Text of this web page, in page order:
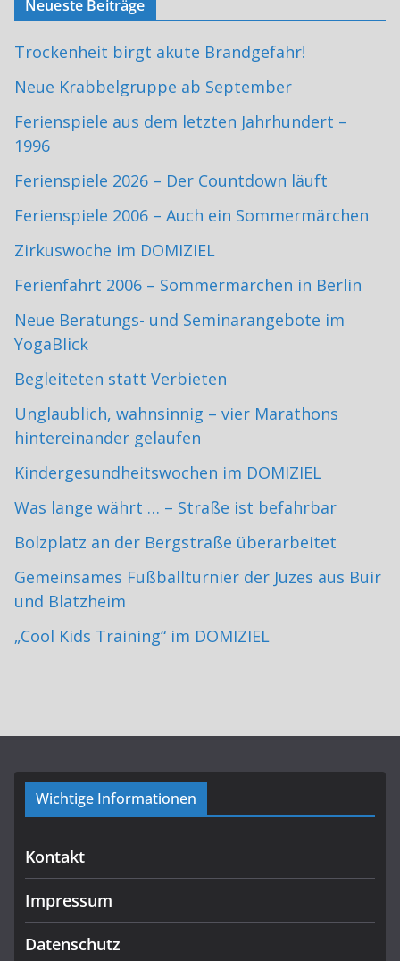
Neueste Beiträge
Trockenheit birgt akute Brandgefahr!
Neue Krabbelgruppe ab September
Ferienspiele aus dem letzten Jahrhundert –
1996
Ferienspiele 2026 – Der Countdown läuft
Ferienspiele 2006 – Auch ein Sommermärchen
Zirkuswoche im DOMIZIEL
Ferienfahrt 2006 – Sommermärchen in Berlin
Neue Beratungs- und Seminarangebote im
YogaBlick
Begleiteten statt Verbieten
Unglaublich, wahnsinnig – vier Marathons
hintereinander gelaufen
Kindergesundheitswochen im DOMIZIEL
Was lange währt … – Straße ist befahrbar
Bolzplatz an der Bergstraße überarbeitet
Gemeinsames Fußballturnier der Juzes aus Buir
und Blatzheim
„Cool Kids Training“ im DOMIZIEL
Wichtige Informationen
Kontakt
Impressum
Datenschutz